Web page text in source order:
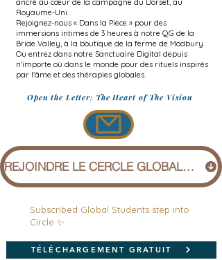
Royaume-Uni.
Rejoignez-nous « Dans la Pièce » pour des
immersions intimes de 3 heures à notre QG de la
Bride Valley, à la boutique de la ferme de Modbury.
Ou entrez dans notre Sanctuaire Digital depuis
n'importe où dans le monde pour des rituels inspirés
par l'âme et des thérapies globales.
Open the Letter: The Heart of The Vision
REJOINDRE LE CERCLE GLOBAL (1 £)
Subscribed Global Students step into
Circle ✨
TÉLÉCHARGEMENT GRATUIT